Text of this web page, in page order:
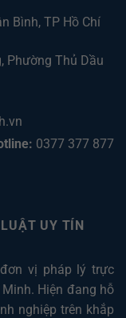
Bình, TP Hồ Chí
Phường Thủ Dầu
0377 377 877
UY TÍN
vị pháp lý trực
Hiện đang hỗ
nghiệp trên khắp